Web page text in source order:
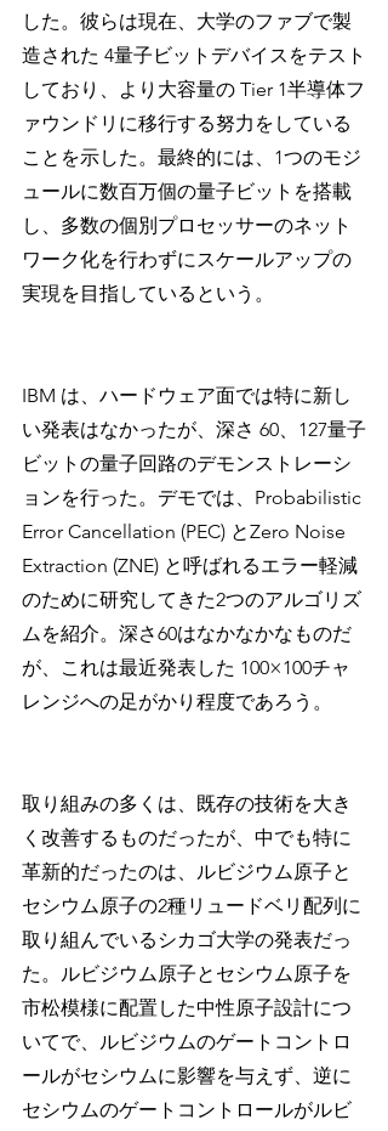
した。彼らは現在、大学のファブで製
造された 4量子ビットデバイスをテスト
しており、より大容量の Tier 1半導体フ
ァウンドリに移行する努力をしている
ことを示した。最終的には、1つのモジ
ュールに数百万個の量子ビットを搭載
し、多数の個別プロセッサーのネット
ワーク化を行わずにスケールアップの
実現を目指しているという。
IBM は、ハードウェア面では特に新し
い発表はなかったが、深さ 60、127量子
ビットの量子回路のデモンストレーシ
ョンを行った。デモでは、Probabilistic
Error Cancellation (PEC) とZero Noise
Extraction (ZNE) と呼ばれるエラー軽減
のために研究してきた2つのアルゴリズ
ムを紹介。深さ60はなかなかなものだ
が、これは最近発表した 100×100チャ
レンジへの足がかり程度であろう。
取り組みの多くは、既存の技術を大き
く改善するものだったが、中でも特に
革新的だったのは、ルビジウム原子と
セシウム原子の2種リュードベリ配列に
取り組んでいるシカゴ大学の発表だっ
た。ルビジウム原子とセシウム原子を
市松模様に配置した中性原子設計につ
いてで、ルビジウムのゲートコントロ
ールがセシウムに影響を与えず、逆に
セシウムのゲートコントロールがルビ